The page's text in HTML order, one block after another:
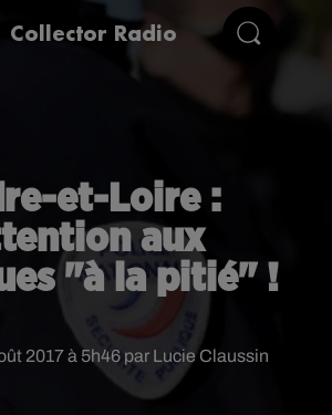
Collector Radio
et-Loire :
aux
"à la pitié" !
2017 à 5h46 par Lucie Claussin